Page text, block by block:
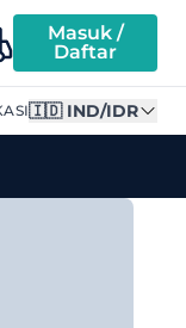
Masuk /
Daftar
🇮🇩 IND/IDR